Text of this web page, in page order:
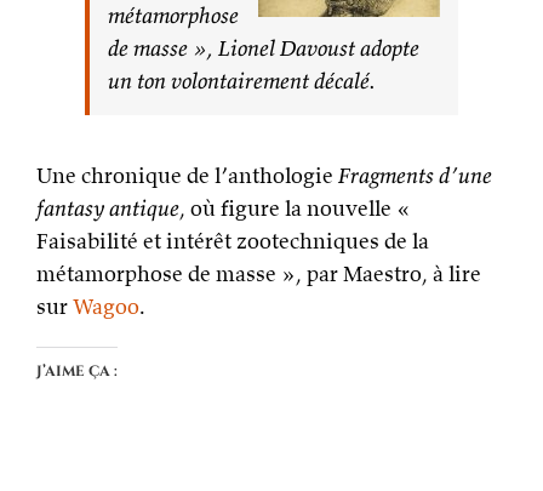
métamorphose
de masse », Lionel Davoust adopte
un ton volontairement décalé.
Une chronique de l’anthologie Fragments d’une
fantasy antique, où figure la nouvelle «
Faisabilité et intérêt zootechniques de la
métamorphose de masse », par Maestro, à lire
surWagoo.
J’aime ça :